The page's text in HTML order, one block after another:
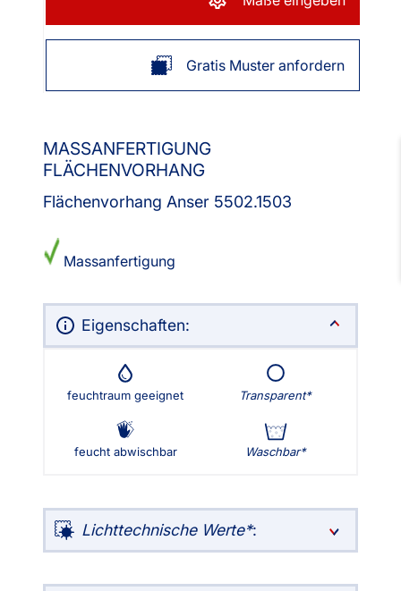
MASSANFERTIGUNG
FLÄCHENVORHANG
Flächenvorhang Anser 5502.1503
Massanfertigung
Eigenschaften:
feuchtraum geeignet Transparent
feucht abwischbar Waschbar
Lichttechnische Werte :
Gratis Muster anfordern